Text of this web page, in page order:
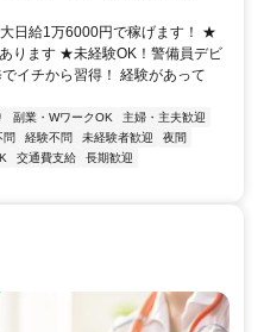
日給1万6000円で稼げます！ ★
ります ★未経験OK！警備員デビ
イチから習得！ 経験があって
副業・WワークOK
主婦・主夫歓迎
問 経験不問 未経験者歓迎
夜間
交通費支給
長期歓迎